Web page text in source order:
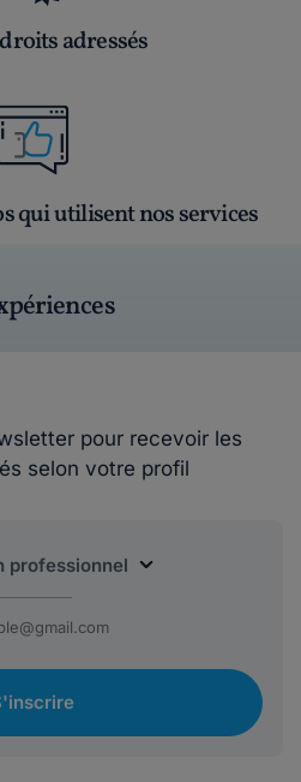
adressés
qui utilisent nos services
pour recevoir les
selon votre profil